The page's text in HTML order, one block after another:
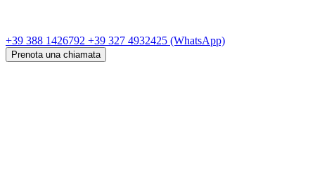
+39 388 1426792 +39 327 4932425 (WhatsApp)
Prenota una chiamata